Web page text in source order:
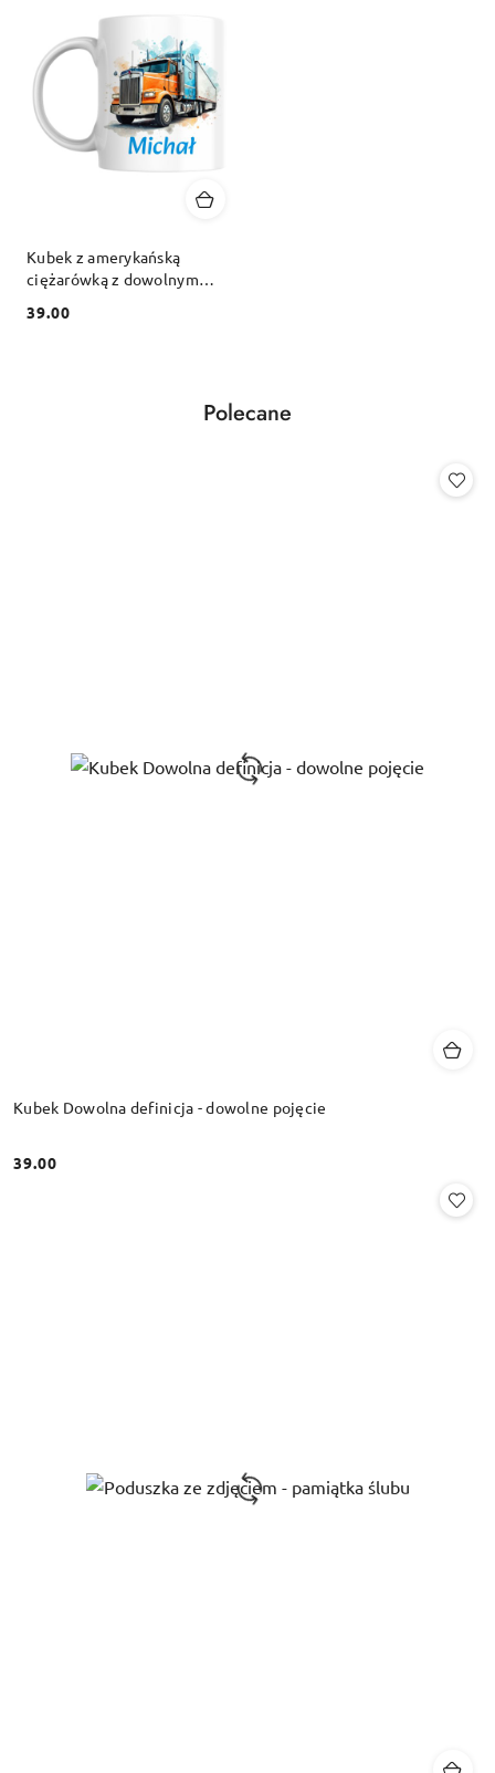
Kubek z amerykańską
ciężarówką z dowolnym
Cena:
39.00
Pomiń karuzelę produktów
Produkty
Polecane
Kubek Dowolna definicja - dowolne pojęcie
Cena:
39.00